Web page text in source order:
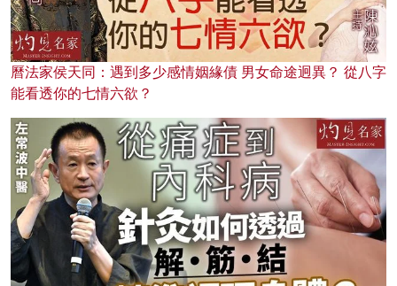
曆法家侯天同：遇到多少感情姻緣債 男女命途迥異？ 從八字
能看透你的七情六欲？